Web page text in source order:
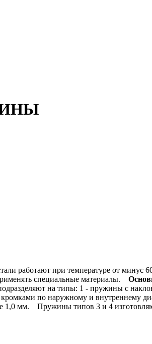
работают при температуре от минус
специальные материалы.
на типы: 1 - пружины с
по наружному и внутреннему
1,0 мм. Пружины типов 3 и 4